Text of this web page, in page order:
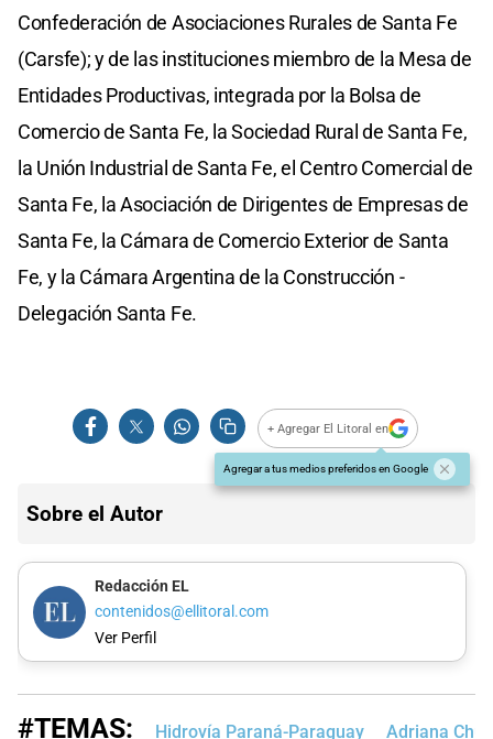
Confederación de Asociaciones Rurales de Santa Fe
(Carsfe); y de las instituciones miembro de la Mesa de
Entidades Productivas, integrada por la Bolsa de
Comercio de Santa Fe, la Sociedad Rural de Santa Fe,
la Unión Industrial de Santa Fe, el Centro Comercial de
Santa Fe, la Asociación de Dirigentes de Empresas de
Santa Fe, la Cámara de Comercio Exterior de Santa
Fe, y la Cámara Argentina de la Construcción -
Delegación Santa Fe.
+ Agregar El Litoral en
Agregar a tus medios preferidos en Google
Sobre el Autor
Redacción EL
contenidos@ellitoral.com
Ver Perfil
#TEMAS: Hidrovía Paraná-Paraguay Adriana